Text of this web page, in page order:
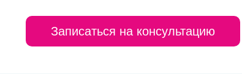
Записаться на консультацию